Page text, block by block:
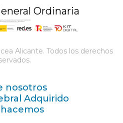
Ordinaria
Alicante. Todos los derechos
nosotros
Adquirido